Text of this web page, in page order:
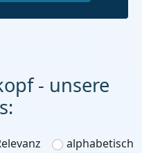
- unsere
alphabetisch